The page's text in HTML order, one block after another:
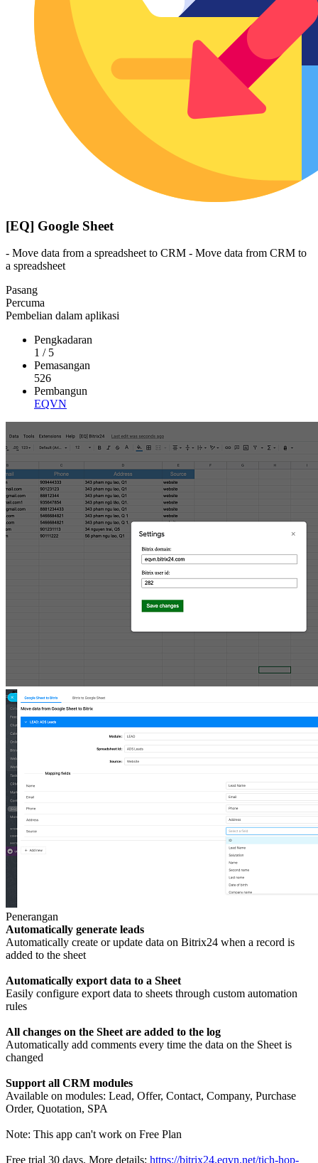
[EQ] Google Sheet
- Move data from a spreadsheet to CRM - Move data from CRM to
a spreadsheet
Pasang
Percuma
Pembelian dalam aplikasi
Pengkadaran
1 / 5
Pemasangan
526
Pembangun
EQVN
Penerangan
Automatically generate leads
Automatically create or update data on Bitrix24 when a record is
added to the sheet
Automatically export data to a Sheet
Easily configure export data to sheets through custom automation
rules
All changes on the Sheet are added to the log
Automatically add comments every time the data on the Sheet is
changed
Support all CRM modules
Available on modules: Lead, Offer, Contact, Company, Purchase
Order, Quotation, SPA
Note: This app can't work on Free Plan
Free trial 30 days. More details: https://bitrix24.eqvn.net/tich-hop-